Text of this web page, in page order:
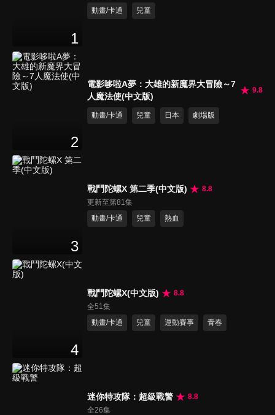
1
動畫/卡通
兒童
2
電影哆啦A夢：大雄的新魔界大冒險～7
人魔法使(中文版)
9.8
動畫/卡通 兒童 日本 劇場版
3
戰鬥陀螺X 第二季(中文版)
8.8
更新至第81集
動畫/卡通
兒童 熱血
4
戰鬥陀螺X(中文版)
8.8
全51集
動畫/卡通
兒童 運動賽事 青春
迷你特攻隊：超級戰警
8.8
全26集